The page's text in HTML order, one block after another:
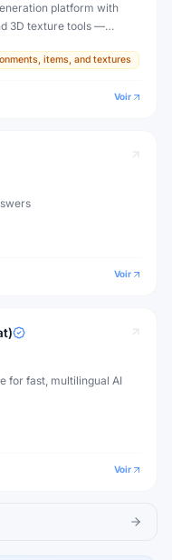
platform with
3D texture tools —
items, and textures
Voir
Voir
for fast, multilingual AI
Voir